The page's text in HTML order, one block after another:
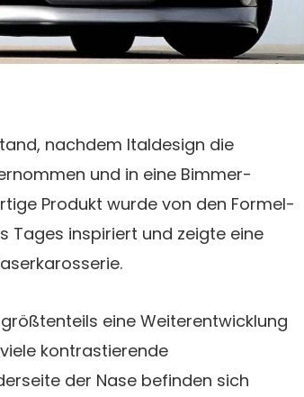
nachdem Italdesign die
und in eine Bimmer-
Produkt wurde von den Formel-
Tages inspiriert und zeigte eine
eine Weiterentwicklung
kontrastierende
der Nase befinden sich